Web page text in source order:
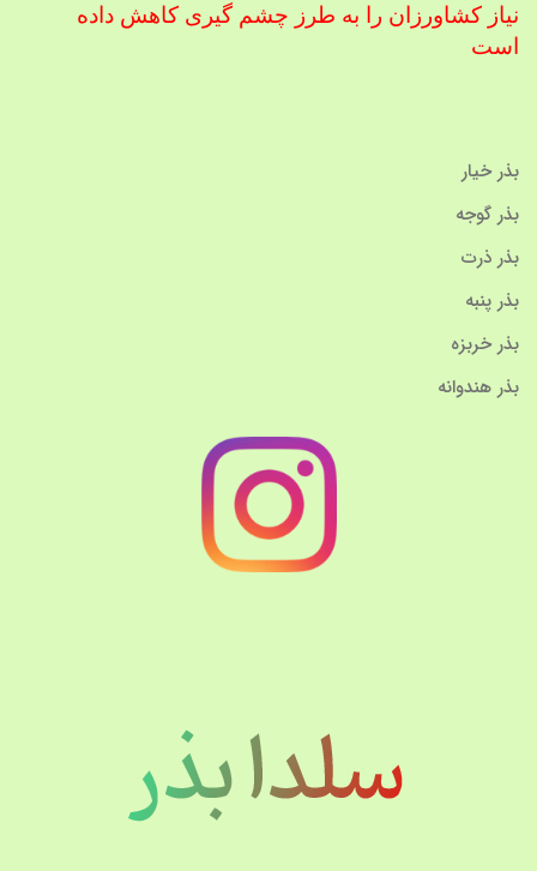
نیاز کشاورزان را به طرز چشم گیری کاهش داده
است
بذر خیار
بذر گوجه
بذر ذرت
بذر پنبه
بذر خربزه
بذر هندوانه